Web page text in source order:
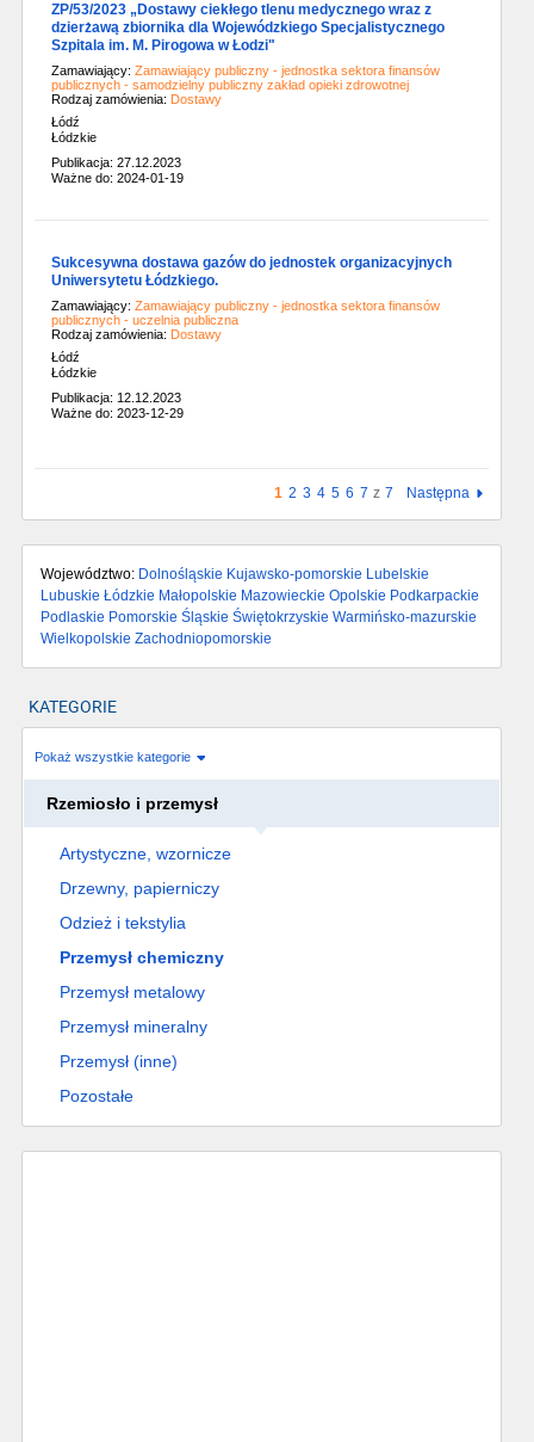
ZP/53/2023 „Dostawy ciekłego tlenu medycznego wraz z
dzierżawą zbiornika dla Wojewódzkiego Specjalistycznego
Szpitala im. M. Pirogowa w Łodzi"
Zamawiający: Zamawiający publiczny - jednostka sektora finansów
publicznych - samodzielny publiczny zakład opieki zdrowotnej
Rodzaj zamówienia: Dostawy
Łódź
Łódzkie
Publikacja: 27.12.2023
Ważne do: 2024-01-19
Sukcesywna dostawa gazów do jednostek organizacyjnych
Uniwersytetu Łódzkiego.
Zamawiający: Zamawiający publiczny - jednostka sektora finansów
publicznych - uczelnia publiczna
Rodzaj zamówienia: Dostawy
Łódź
Łódzkie
Publikacja: 12.12.2023
Ważne do: 2023-12-29
1 2 3 4 5 6 7 z 7 Następna
Województwo: Dolnośląskie Kujawsko-pomorskie Lubelskie
Lubuskie Łódzkie Małopolskie Mazowieckie Opolskie Podkarpackie
Podlaskie Pomorskie Śląskie Świętokrzyskie Warmińsko-mazurskie
Wielkopolskie Zachodniopomorskie
KATEGORIE
Pokaż wszystkie kategorie
Rzemiosło i przemysł
Artystyczne, wzornicze
Drzewny, papierniczy
Odzież i tekstylia
Przemysł chemiczny
Przemysł metalowy
Przemysł mineralny
Przemysł (inne)
Pozostałe